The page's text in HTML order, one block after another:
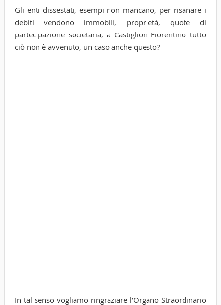
Gli enti dissestati, esempi non mancano, per risanare i
debiti vendono immobili, proprietà, quote di
partecipazione societaria, a Castiglion Fiorentino tutto
ciò non è avvenuto, un caso anche questo?
In tal senso vogliamo ringraziare l’Organo Straordinario